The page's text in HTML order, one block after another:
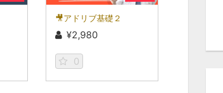
🎥アドリブ基礎２
¥2,980
0